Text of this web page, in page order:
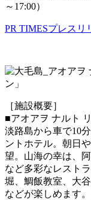
～17:00）
PR TIMESプレスリ
［施設概要］
■アオアヲ ナルト
淡路島から車で10
ントホテル。朝日
望。山海の幸は、
など多彩なレスト
堀、鯛飯教室、大
などが楽しめます